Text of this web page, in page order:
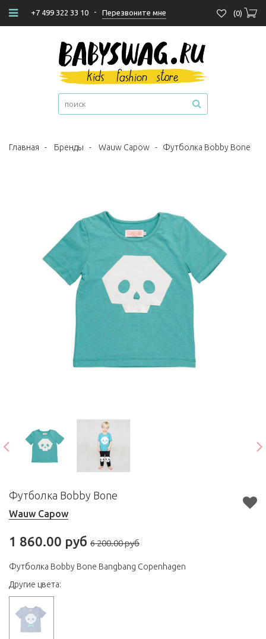
+7 499 322 33 10 - Перезвоните мне (0)
Главная - Бренды - Wauw Capow - Футболка Bobby Bone
Футболка Bobby Bone
Wauw Capow
1 860.00 руб 6 200.00 руб
Футболка Bobby Bone Bangbang Copenhagen
Другие цвета: